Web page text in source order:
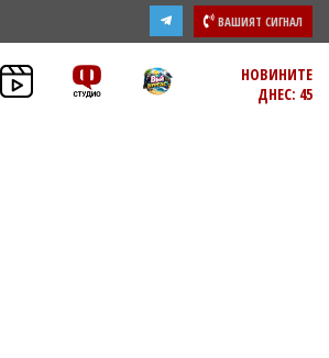
ВАШИЯТ СИГНАЛ
НОВИНИТЕ
ДНЕС: 45